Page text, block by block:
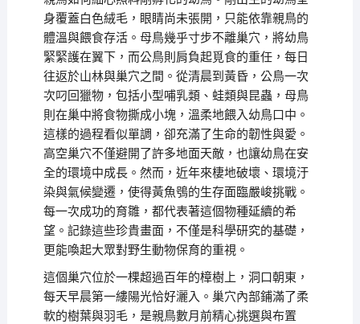
身覆蓋白色絨毛，眼睛尚未張開，只能依靠親鳥的
體溫與餵食存活。母鳥幾乎寸步不離巢穴，將幼鳥
緊緊護在翼下，而公鳥則肩負起覓食的重任，每日
往返於山林與巢穴之間。從清晨到黃昏，公鳥一次
次叼回獵物，包括小型哺乳類、蛙類與昆蟲，母鳥
則在巢中將食物撕成小塊，溫柔地餵入幼鳥口中。
這樣的過程看似單調，卻充滿了生命的韌性與愛。
高空巢穴不僅避開了許多地面天敵，也讓幼鳥在安
全的環境中成長。然而，近年來棲地破壞、環境汙
染與氣候變遷，使得黃魚鴞的生存面臨嚴峻挑戰。
每一次成功的育雛，都代表著這個物種延續的希
望。記錄這些珍貴畫面，不僅是科學研究的基礎，
更能喚起大眾對野生動物保育的重視。
這個巢穴位於一棵超過百年的樟樹上，洞口朝東，
每天早晨第一縷陽光恰好灑入。巢穴內部鋪滿了柔
軟的樹葉與羽毛，是親鳥數月前精心挑選與布置